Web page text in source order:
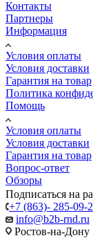
Контакты
Партнеры
Информация
Условия оплаты
Условия доставки
Гарантия на товар
Политика
Помощь
Условия оплаты
Условия доставки
Гарантия на товар
Вопрос-ответ
Обзоры
Подписаться на
+7 (863)- 285-09-
info@b2b-rnd.ru
Ростов-на-Дону